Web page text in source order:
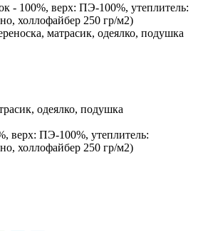
- 100%, верх: ПЭ-100%, утеплитель:
холлофайбер 250 гр/м2)
матрасик, одеялко, подушка
одеялко, подушка
верх: ПЭ-100%, утеплитель:
холлофайбер 250 гр/м2)